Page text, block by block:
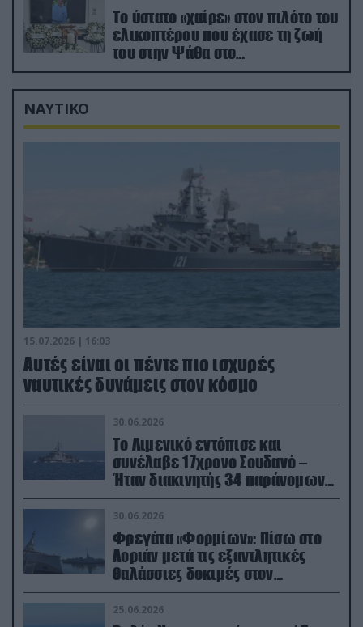
Το ύστατο «χαίρε» στον πιλότο του
ελικοπτέρου που έχασε τη ζωή
του στην Ψάθα στο
αποτεφρωτήριο Ριτσώνας
ΝΑΥΤΙΚΟ
15.07.2026 | 16:03
Aυτές είναι οι πέντε πιο ισχυρές
ναυτικές δυνάμεις στον κόσμο
30.06.2026
Το Λιμενικό εντόπισε και
συνέλαβε 17χρονο Σουδανό –
Ήταν διακινητής 34 παράνομων
μεταναστών
30.06.2026
Φρεγάτα «Φορμίων»: Πίσω στο
Λοριάν μετά τις εξαντλητικές
θαλάσσιες δοκιμές στον
απαιτητικό Βισκαϊκό
25.06.2026